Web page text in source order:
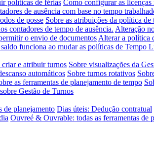
políticas de férias Como configurar as licenças
de ausência com base no tempo
de posse Sobre as atribuições da política
contadores de tempo de ausência. Alteração
o envio de documentos Alterar a política
funciona ao mudar as políticas de Tempo
e atribuir turnos Sobre visualizações da
automáticos Sobre turnos rotativos
as ferramentas de planejamento de tempo
Gestão de Turnos
de planejamento Dias úteis: Dedução contratual
Ouvreé & Ouvrable: todas as ferramentas de